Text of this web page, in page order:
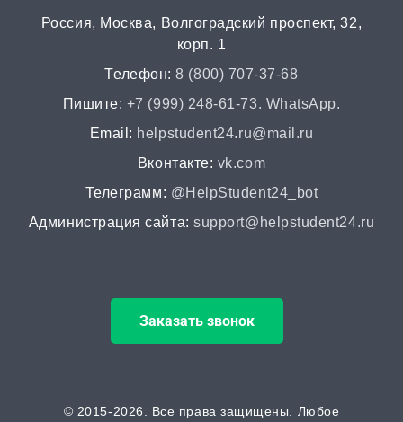
Аннотация
от 2 часов | от 400 ₽
НИР
от 2 часов | от 5000 ₽
Кандидатская диссертация
ВАК
Россия, Москва, Волгоградский проспект, 32,
корп. 1
Телефон:8 (800) 707-37-68
Пишите: +7 (999) 248-61-73. WhatsApp.
Email: helpstudent24.ru@mail.ru
Вконтакте: vk.com
Телеграмм: @HelpStudent24_bot
Администрация сайта:support@helpstudent24.ru
Заказать звонок
© 2015-2026. Все права защищены. Любое